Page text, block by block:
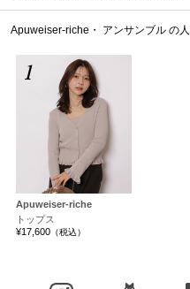
Apuweiser-riche・ アンサンブル の
1
Apuweiser-riche
トップス
¥17,600（税込）